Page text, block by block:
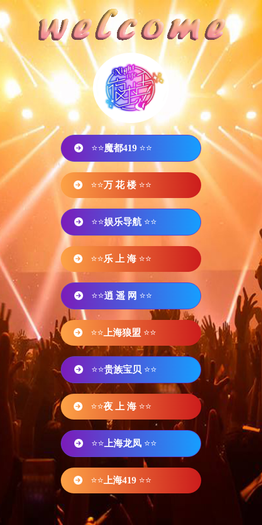
⭐⭐魔都419 ⭐⭐
⭐⭐万 花 楼 ⭐⭐
⭐⭐娱乐导航 ⭐⭐
⭐⭐乐 上 海 ⭐⭐
⭐⭐逍 遥 网 ⭐⭐
⭐⭐ 上海狼盟 ⭐⭐
⭐⭐贵族宝贝 ⭐⭐
⭐⭐夜 上 海 ⭐⭐
⭐⭐ 上海龙凤 ⭐⭐
⭐⭐ 上海419 ⭐⭐